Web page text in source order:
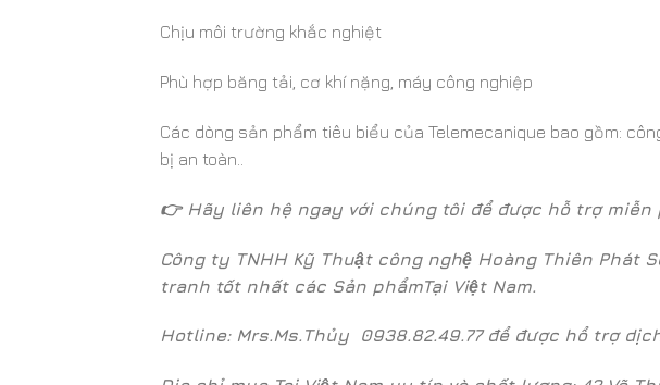
Chịu môi trường khắc nghiệt
Phù hợp băng tải, cơ khí nặng, máy công nghiệp
Các dòng sản phẩm tiêu biểu của Telemecanique bao gồm:
bị an toàn..
👉 Hãy liên hệ ngay với chúng tôi để được hỗ trợ miễn
Công ty TNHH Kỹ Thuật công nghệ Hoàng Thiên Phát
tranh tốt nhất các Sản phẩmTại Việt Nam.
Hotline: Mrs.Ms.Thủy 0938.82.49.77 để được hổ trợ